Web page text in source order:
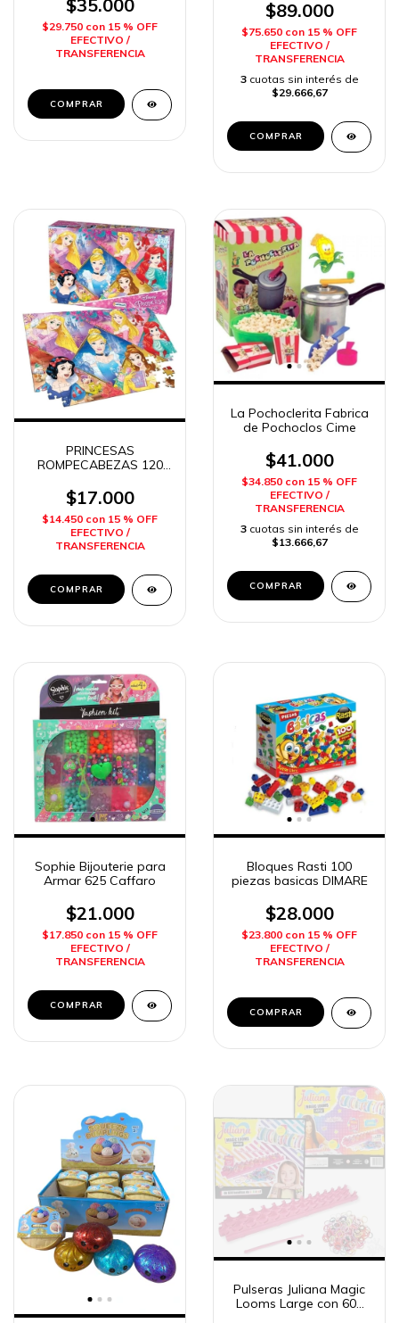
$35.000
$29.750 con 15 % OFF
EFECTIVO /
TRANSFERENCIA
Transportadora
Sebigus
$89.000
$75.650 con 15 % OFF
EFECTIVO /
TRANSFERENCIA
3 cuotas sin interés de
$29.666,67
PRINCESAS
ROMPECABEZAS 120
$17.000
$14.450 con 15 % OFF
EFECTIVO /
TRANSFERENCIA
La Pochoclerita Fabrica
de Pochoclos Cime
$41.000
$34.850 con 15 % OFF
EFECTIVO /
TRANSFERENCIA
3 cuotas sin interés de
$13.666,67
Sophie Bijouterie para
Armar 625 Caffaro
$21.000
$17.850 con 15 % OFF
EFECTIVO /
TRANSFERENCIA
Bloques Rasti 100
piezas basicas DIMARE
$28.000
$23.800 con 15 % OFF
EFECTIVO /
TRANSFERENCIA
Pulseras Juliana Magic
Looms Large con 600